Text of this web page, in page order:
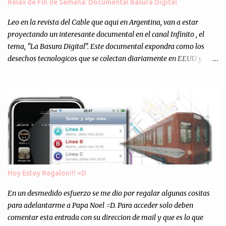
Totalmente inesperado. Mas de 200 personas en vivo
escuchándonos y viendo como grabamos el semanario es, para mi
personalmente, un éxito y un logro sin precedentes. Sinceram...
Relax de Fin de Semana: Documental Basura Digital
Leo en la revista del Cable que aqui en Argentina, van a estar
proyectando un interesante documental en el canal Infinito , el
tema, "La Basura Digital". Este documental expondra como los
desechos tecnologicos que se colectan diariamente en EEUU y
Asi, todos los residuos sonincinerados produciendo lo que los
ambientalistas llaman "La Pesadilla de la Edad Cibernetica". La
transmision es el Domingo 2 de diciembre a las 21:00 hs. Me
parecio muy interesante, no creo que lo pueda ver por la hora, asi
que los comentarios los dejo en sus manos...
Hoy Estoy Regalon!!! =D
En un desmedido esfuerzo se me dio por regalar algunas cositas
para adelantarme a Papa Noel =D. Para acceder solo deben
comentar esta entrada con su direccion de mail y que es lo que